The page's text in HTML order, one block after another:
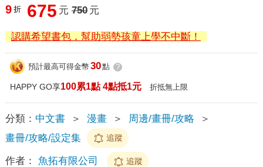
9 折 675 元 750 元
認購希望書包，幫助弱勢孩童上學不中斷！
預計最高可得金幣 30點 ?
HAPPY GO享100累1點 4點抵1元 折抵無上限
分類： 中文書 ＞ 漫畫 ＞ 周邊/畫冊/攻略
＞
畫冊/攻略/設定集
追蹤
作者： 魚拓有限公司 追蹤